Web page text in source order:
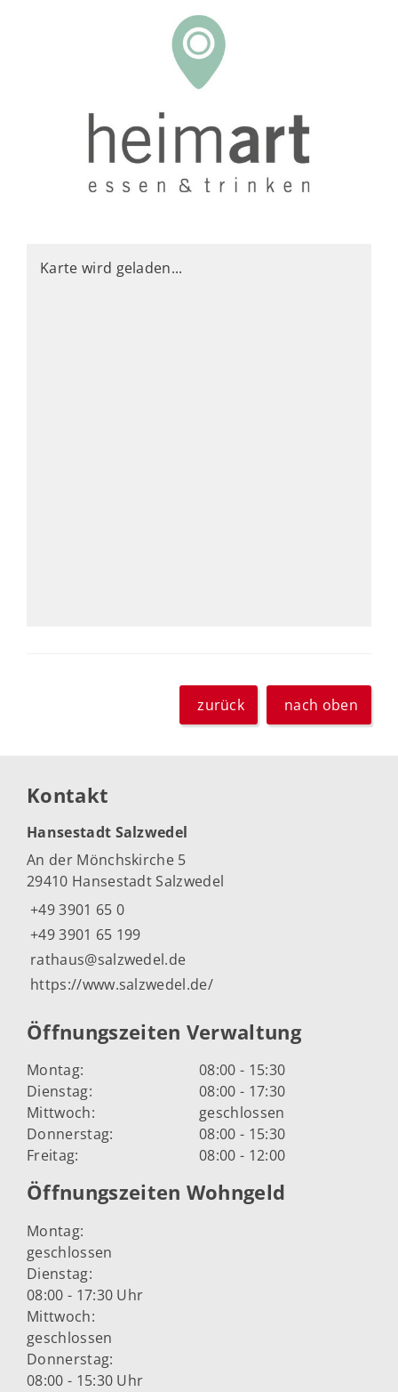
Karte wird geladen...
zurück nach oben
Kontakt
Hansestadt Salzwedel
An der Mönchskirche 5
29410 Hansestadt Salzwedel
+49 3901 65 0
+49 3901 65 199
rathaus@salzwedel.de
https://www.salzwedel.de/
Öffnungszeiten Verwaltung
Montag:
08:00 - 15:30
Dienstag:
08:00 - 17:30
Mittwoch:
geschlossen
Donnerstag:
08:00 - 15:30
Freitag:
08:00 - 12:00
Öffnungszeiten Wohngeld
Montag:
geschlossen
Dienstag:
08:00 - 17:30 Uhr
Mittwoch:
geschlossen
Donnerstag:
08:00 - 15:30 Uhr